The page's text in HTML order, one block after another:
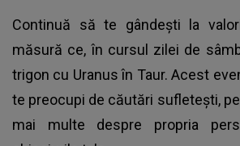
Continuă să te gândești la
măsură ce, în cursul zilei de
trigon cu Uranus în Taur. Acest
te preocupi de căutări sufletești,
mai multe despre propria